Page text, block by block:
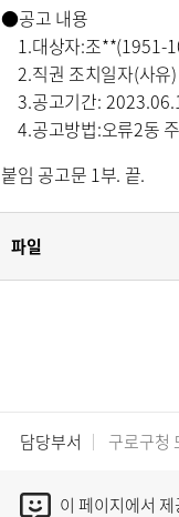
●공고 내용
1.대상자:조**(1951-
2.직권 조치일자(사유
3.공고기간:
4.공고방법:오류2동
붙임 공고문 1부. 끝.
파일
담당부서 구로구청
이 페이지에서